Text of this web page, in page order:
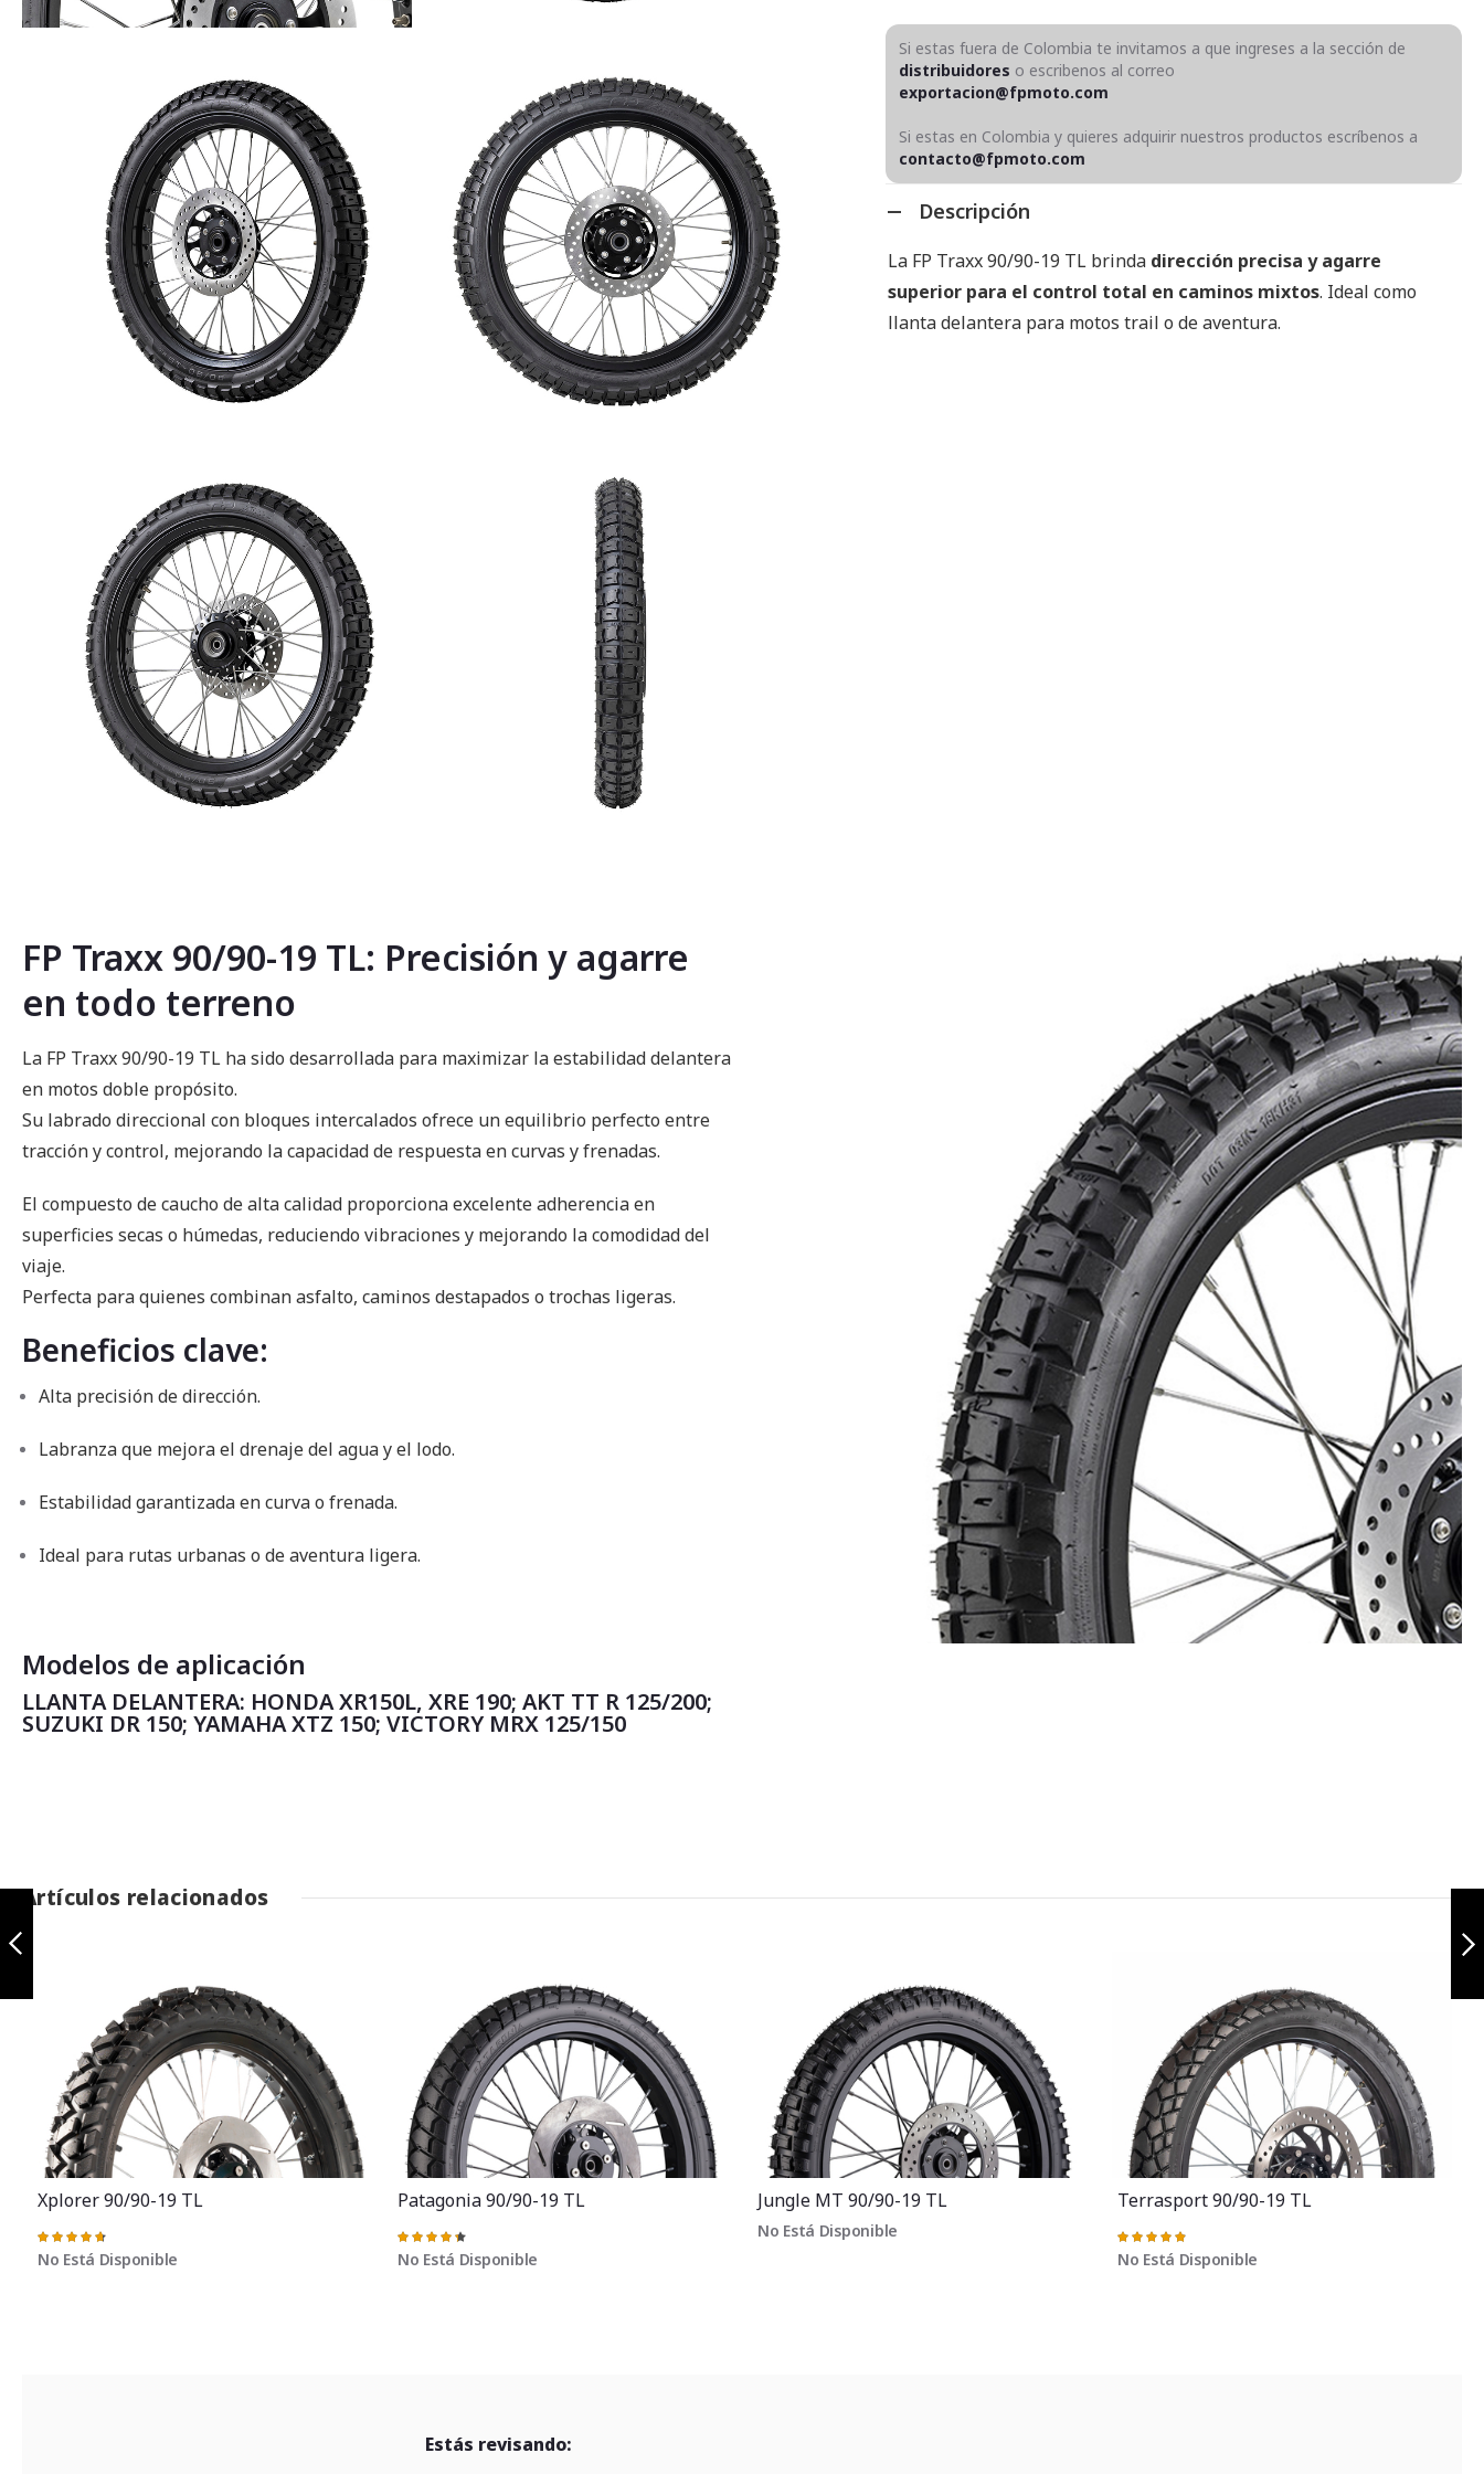
la
galería
imágenes
Si estas fuera de Colombia te invitamos a que ingreses a la sección de
distribuidores o escribenos al correo
exportacion@fpmoto.com
Si estas en Colombia y quieres adquirir nuestros productos escríbenos a
contacto@fpmoto.com
Descripción
La FP Traxx 90/90-19 TL brinda dirección precisa y agarre
superior para el control total en caminos mixtos. Ideal como
llanta delantera para motos trail o de aventura.
Traxx 110/90-17
Xplorer 110/90-17
FP Traxx 90/90-19 TL: Precisión y agarre
en todo terreno
La FP Traxx 90/90-19 TL ha sido desarrollada para maximizar la estabilidad delantera
en motos doble propósito.
Su labrado direccional con bloques intercalados ofrece un equilibrio perfecto entre
tracción y control, mejorando la capacidad de respuesta en curvas y frenadas.
El compuesto de caucho de alta calidad proporciona excelente adherencia en
superficies secas o húmedas, reduciendo vibraciones y mejorando la comodidad del
viaje.
Perfecta para quienes combinan asfalto, caminos destapados o trochas ligeras.
Beneficios clave:
Alta precisión de dirección.
Labranza que mejora el drenaje del agua y el lodo.
Estabilidad garantizada en curva o frenada.
Ideal para rutas urbanas o de aventura ligera.
Modelos de aplicación
LLANTA DELANTERA: HONDA XR150L, XRE 190; AKT TT R 125/200;
SUZUKI DR 150; YAMAHA XTZ 150; VICTORY MRX 125/150
Artículos relacionados
Xplorer 90/90-19 TL
Valoración:
95%
No Está Disponible
Patagonia 90/90-19 TL
Valoración:
88%
No Está Disponible
Jungle MT 90/90-19 TL
No Está Disponible
Terrasport 90/90-19 TL
Valoración:
98%
No Está Disponible
Estás revisando: